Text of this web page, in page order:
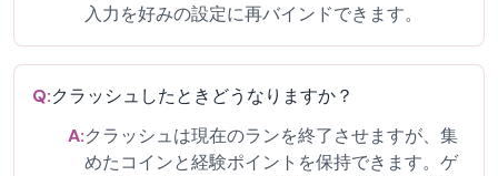
入力を好みの設定に再バインドできます。
Q:クラッシュしたときどうなりますか？
A:クラッシュは現在のランを終了させますが、集
めたコインと経験ポイントを保持できます。ゲ